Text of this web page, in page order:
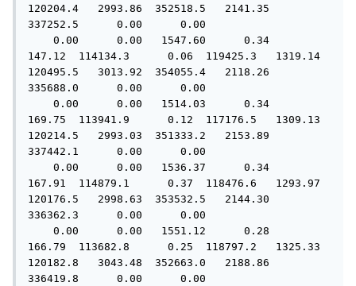
120204.4   2993.86  352518.5   2141.35
337252.5      0.00      0.00
147.12  114134.3      0.06  119425.3   1319.14
120495.5   3013.92  354055.4   2118.26
335688.0      0.00      0.00
169.75  113941.9      0.12  117176.5   1309.13
120214.5   2993.03  351333.2   2153.89
337442.1      0.00      0.00
167.91  114879.1      0.37  118476.6   1293.97
120176.5   2998.63  353532.5   2144.30
336362.3      0.00      0.00
166.79  113682.8      0.25  118797.2   1325.33
120182.8   3043.48  352663.0   2188.86
336419.8      0.00      0.00